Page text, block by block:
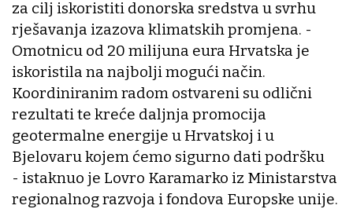
za cilj iskoristiti donorska sredstva u svrhu
rješavanja izazova klimatskih promjena. -
Omotnicu od 20 milijuna eura Hrvatska je
iskoristila na najbolji mogući način.
Koordiniranim radom ostvareni su odlični
rezultati te kreće daljnja promocija
geotermalne energije u Hrvatskoj i u
Bjelovaru kojem ćemo sigurno dati podršku
- istaknuo je Lovro Karamarko iz Ministarstva
regionalnog razvoja i fondova Europske unije.